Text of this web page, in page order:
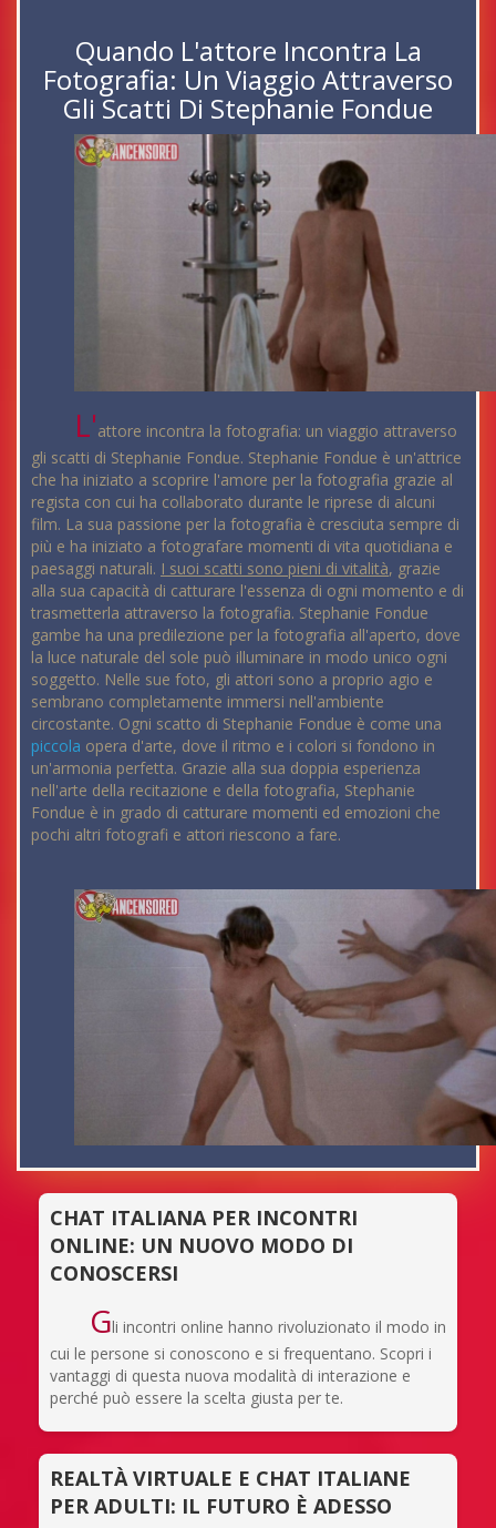
Quando L'attore Incontra La
Fotografia: Un Viaggio Attraverso
Gli Scatti Di Stephanie Fondue
L'attore incontra la fotografia: un viaggio attraverso
gli scatti di Stephanie Fondue. Stephanie Fondue è un'attrice
che ha iniziato a scoprire l'amore per la fotografia grazie al
regista con cui ha collaborato durante le riprese di alcuni
film. La sua passione per la fotografia è cresciuta sempre di
più e ha iniziato a fotografare momenti di vita quotidiana e
paesaggi naturali. I suoi scatti sono pieni di vitalità, grazie
alla sua capacità di catturare l'essenza di ogni momento e di
trasmetterla attraverso la fotografia. Stephanie Fondue
gambe ha una predilezione per la fotografia all'aperto, dove
la luce naturale del sole può illuminare in modo unico ogni
soggetto. Nelle sue foto, gli attori sono a proprio agio e
sembrano completamente immersi nell'ambiente
circostante. Ogni scatto di Stephanie Fondue è come una
piccola opera d'arte, dove il ritmo e i colori si fondono in
un'armonia perfetta. Grazie alla sua doppia esperienza
nell'arte della recitazione e della fotografia, Stephanie
Fondue è in grado di catturare momenti ed emozioni che
pochi altri fotografi e attori riescono a fare.
CHAT ITALIANA PER INCONTRI
ONLINE: UN NUOVO MODO DI
CONOSCERSI
Gli incontri online hanno rivoluzionato il modo in
cui le persone si conoscono e si frequentano. Scopri i
vantaggi di questa nuova modalità di interazione e
perché può essere la scelta giusta per te.
REALTÀ VIRTUALE E CHAT ITALIANE
PER ADULTI: IL FUTURO È ADESSO